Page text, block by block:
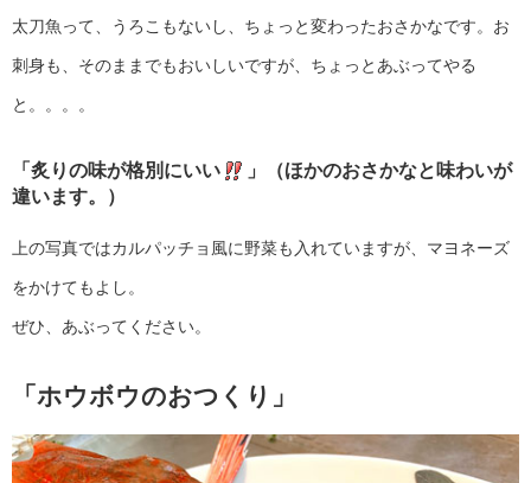
太刀魚って、うろこもないし、ちょっと変わったおさかなです。お
刺身も、そのままでもおいしいですが、ちょっとあぶってやる
と。。。。
「炙りの味が格別にいい
」（ほかのおさかなと味わいが
違います。）
上の写真ではカルパッチョ風に野菜も入れていますが、マヨネーズ
をかけてもよし。
ぜひ、あぶってください。
「ホウボウのおつくり」